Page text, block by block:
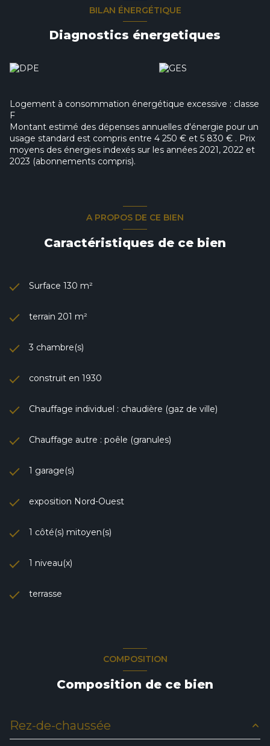
Les informations sur les risques auxquels ce bien est
exposé sont disponibles sur le site Géorisques :
www.georisques.gouv.fr
BILAN ÉNERGÉTIQUE
Diagnostics énergetiques
Logement à consommation énergétique excessive : classe
F
Montant estimé des dépenses annuelles d'énergie pour un
usage standard est compris entre 4 250 € et 5 830 € . Prix
moyens des énergies indexés sur les années 2021, 2022 et
2023 (abonnements compris).
A PROPOS DE CE BIEN
Caractéristiques de ce bien
Surface 130 m²
terrain 201 m²
3 chambre(s)
construit en 1930
Chauffage individuel : chaudière (gaz de ville)
Chauffage autre : poêle (granules)
1 garage(s)
exposition Nord-Ouest
1 côté(s) mitoyen(s)
1 niveau(x)
terrasse
COMPOSITION
Composition de ce bien
Rez-de-chaussée